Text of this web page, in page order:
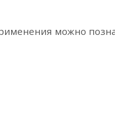
можно